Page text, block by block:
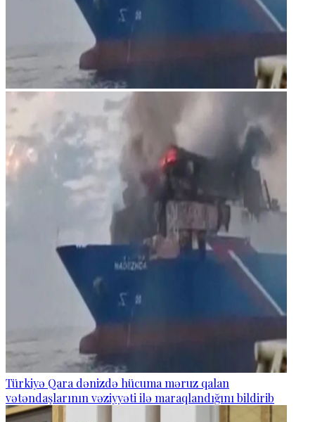
Türkiyə Qara dənizdə hücuma məruz qalan
vətəndaşlarının vəziyyəti ilə maraqlandığını bildirib